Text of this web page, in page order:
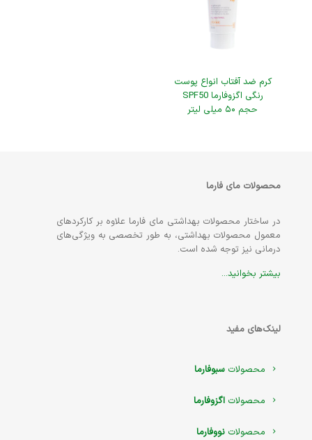
کرم ضد آفتاب انواع پوست
رنگی اگزوفارما SPF50
حجم ۵۰ میلی لیتر
محصولات مای فارما
در ساختار محصولات بهداشتی مای فارما علاوه بر کارکردهای
معمول محصولات بهداشتی، به طور تخصصی به ویژگی‌های
درمانی نیز توجه شده است.
بیشتر بخوانید...
لینک‌های مفید
محصولاتسبوفارما
محصولات اگزوفارما
محصولات نووفارما